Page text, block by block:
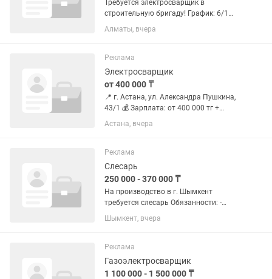
Требуется электросварщик в
строительную бригаду! График: 6/1
Обязанности: - Электросварщик 3-4
разряда - Соблюдение
сборка металлоконструкций -
Обслуживание и...
Алматы, вчера
Реклама
Электросварщик
от 400 000 ₸
📍 г. Астана, ул. Александра Пушкина,
43/1 💰 Зарплата: от 400 000 тг +
бонусы за выработку 🕘 График: 6/1, с
08:00 до 18:00 🍽 Обед
трудоустройство ✅ Стабильный
объем...
Астана, вчера
Реклама
Слесарь
250 000 - 370 000 ₸
На производство в г. Шымкент
требуется слесарь Обязанности: -
Сборка узлов и элементарных/
сложных металлоконструкций по
деталей: зачистка, разметка,
сверление,...
Шымкент, вчера
Реклама
Газоэлектросварщик
1 100 000 - 1 500 000 ₸